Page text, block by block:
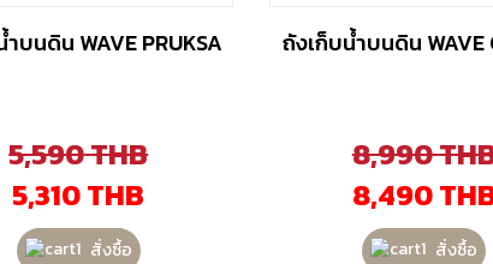
บนดิน WAVE PRUKSA
5,590THB
5,310THB
สั่งซื้อ
ถังเก็บน้ำบนดิน WAVE
8,990
8,490
สั่งซื้อ